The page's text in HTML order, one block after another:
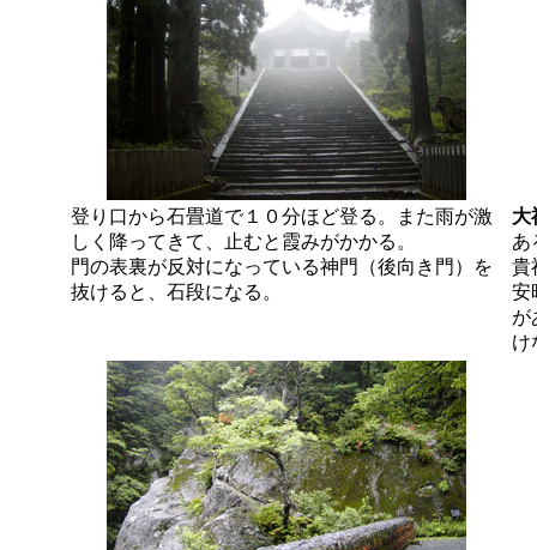
登り口から石畳道で１０分ほど登る。また雨が激
しく降ってきて、止むと霞みがかかる。
門の表裏が反対になっている神門（後向き門）を
抜けると、石段になる。
大
あ
貴
安
が
け